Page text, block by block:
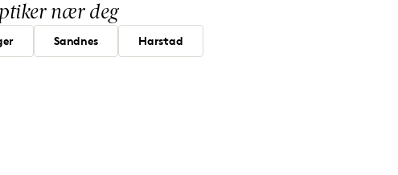
nær deg
Sandnes Harstad